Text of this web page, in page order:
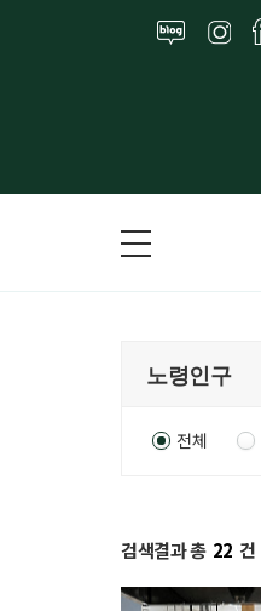
전체
검색결과 총 22 건